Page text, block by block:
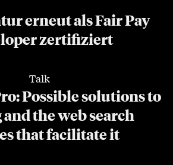
erneut als Fair Pay
zertifiziert
Talk
Possible solutions to
the web search
that facilitate it